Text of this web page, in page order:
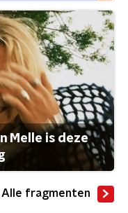
Melle is deze
Alle fragmenten